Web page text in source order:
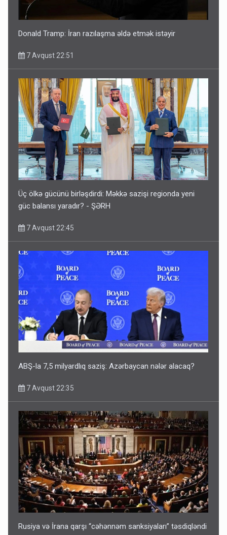
Donald Tramp: İran razılaşma əldə etmək istəyir
7 Avqust 22:51
Üç ölkə gücünü birləşdirdi: Məkkə sazişi regionda yeni
güc balansı yaradır? - ŞƏRH
7 Avqust 22:45
ABŞ-la 7,5 milyardlıq saziş: Azərbaycan nələr alacaq?
7 Avqust 22:35
Rusiya və İrana qarşı “cəhənnəm sanksiyaları” təsdiqləndi